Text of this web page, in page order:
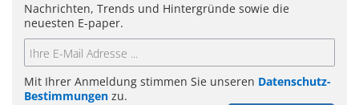
Nachrichten, Trends und Hintergründe sowie die
neuesten E-paper.
Mit Ihrer Anmeldung stimmen Sie unseren Datenschutz-
Bestimmungen zu.